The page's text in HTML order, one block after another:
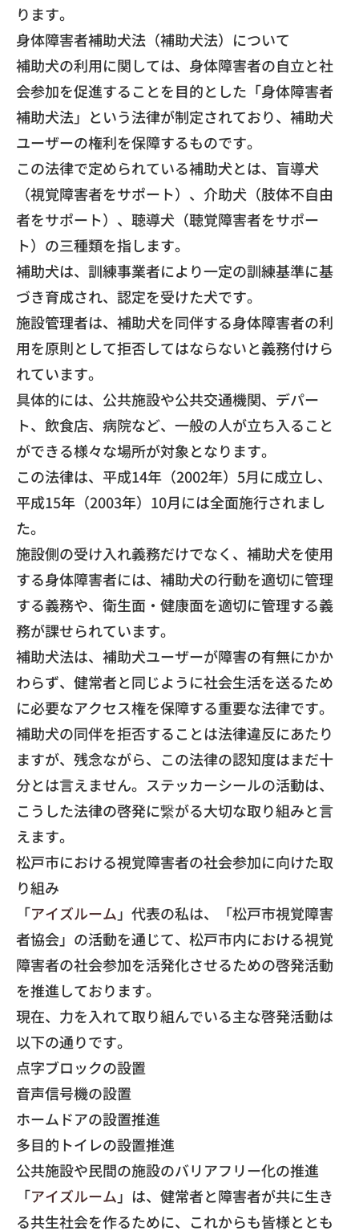
ります。
​身体障害者補助犬法（補助犬法）について
​補助犬の利用に関しては、身体障害者の自立と社
会参加を促進することを目的とした「身体障害者
補助犬法」という法律が制定されており、補助犬
ユーザーの権利を保障するものです。
​この法律で定められている補助犬とは、盲導犬
（視覚障害者をサポート）、介助犬（肢体不自由
者をサポート）、聴導犬（聴覚障害者をサポー
ト）の三種類を指します。
​補助犬は、訓練事業者により一定の訓練基準に基
づき育成され、認定を受けた犬です。
​施設管理者は、補助犬を同伴する身体障害者の利
用を原則として拒否してはならないと義務付けら
れています。
​具体的には、公共施設や公共交通機関、デパー
ト、飲食店、病院など、一般の人が立ち入ること
ができる様々な場所が対象となります。
​この法律は、平成14年（2002年）5月に成立し、
平成15年（2003年）10月には全面施行されまし
た。
​施設側の受け入れ義務だけでなく、補助犬を使用
する身体障害者には、補助犬の行動を適切に管理
する義務や、衛生面・健康面を適切に管理する義
務が課せられています。
​補助犬法は、補助犬ユーザーが障害の有無にかか
わらず、健常者と同じように社会生活を送るため
に必要なアクセス権を保障する重要な法律です。
​補助犬の同伴を拒否することは法律違反にあたり
ますが、残念ながら、この法律の認知度はまだ十
分とは言えません。ステッカーシールの活動は、
こうした法律の啓発に繋がる大切な取り組みと言
えます。
​松戸市における視覚障害者の社会参加に向けた取
り組み
​「アイズルーム」代表の私は、「松戸市視覚障害
者協会」の活動を通じて、松戸市内における視覚
障害者の社会参加を活発化させるための啓発活動
を推進しております。
​現在、力を入れて取り組んでいる主な啓発活動は
以下の通りです。
​点字ブロックの設置
​音声信号機の設置
​ホームドアの設置推進
​多目的トイレの設置推進
​公共施設や民間の施設のバリアフリー化の推進
​「アイズルーム」は、健常者と障害者が共に生き
る共生社会を作るために、これからも皆様ととも